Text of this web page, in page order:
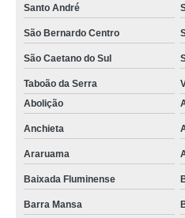
projeto para rack de ti metálico Parque
qual o preço de rack de ti metálico Artur
racks de ti de metal Cidade Jardim
projeto para rack de metal para ti
racks ti metálico data center Vila
Santo André
São Bernardo Centro
São Caetano do Sul
Taboão da Serra
Abolição
Anchieta
Araruama
Baixada Fluminense
Barra Mansa